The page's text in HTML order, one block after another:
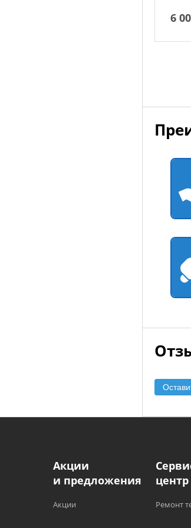
6
Акции
и предложения
Акции
центр
Ремонт